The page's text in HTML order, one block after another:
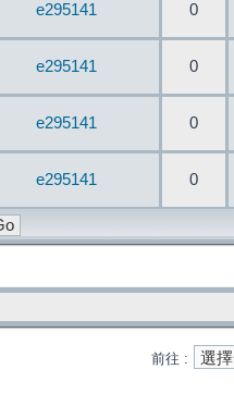
e295141 0
e295141 0
e295141 0
e295141 0
前往 :